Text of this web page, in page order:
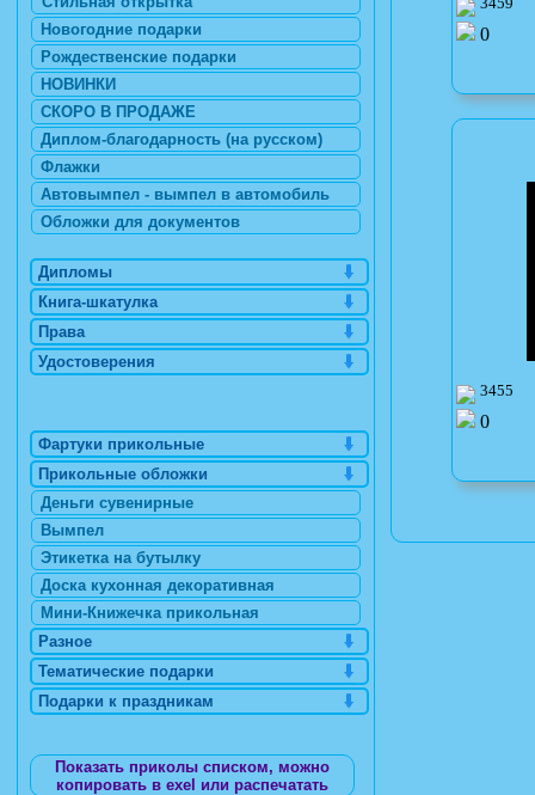
0
3455
0
Новогодние подарки
Рождественские подарки
НОВИНКИ
СКОРО В ПРОДАЖЕ
Диплом-благодарность (на русском)
Флажки
Автовымпел - вымпел в автомобиль
Обложки для документов
Дипломы
Книга-шкатулка
Права
Удостоверения
Фартуки прикольные
Прикольные обложки
Деньги сувенирные
Вымпел
Этикетка на бутылку
Доска кухонная декоративная
Мини-Книжечка прикольная
Разное
Тематические подарки
Подарки к праздникам
Показать приколы списком, можно
копировать в exel или распечатать